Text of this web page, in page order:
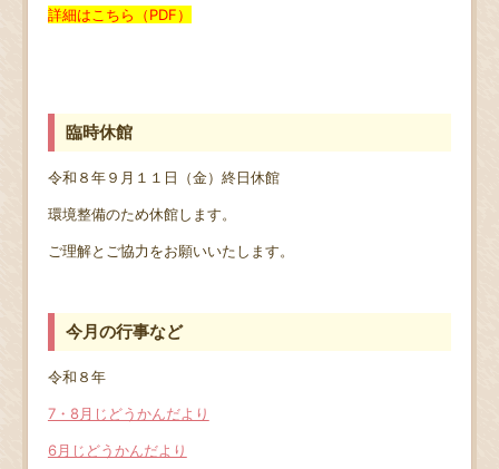
詳細はこちら（PDF）
臨時休館
令和８年９月１１日（金）終日休館
環境整備のため休館します。
ご理解とご協力をお願いいたします。
今月の行事など
令和８年
7・8月じどうかんだより
6月じどうかんだより